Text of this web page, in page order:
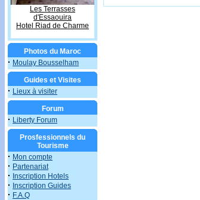
Les Terrasses
d'Essaouira
Hotel Riad de Charme
Photos du Maroc
· Moulay Bousselham
Guides et Visites
· Lieux à visiter
Forum
· Liberty Forum
Prosfessionnels du
Tourisme
· Mon compte
· Partenariat
· Inscription Hotels
· Inscription Guides
· F.A.Q